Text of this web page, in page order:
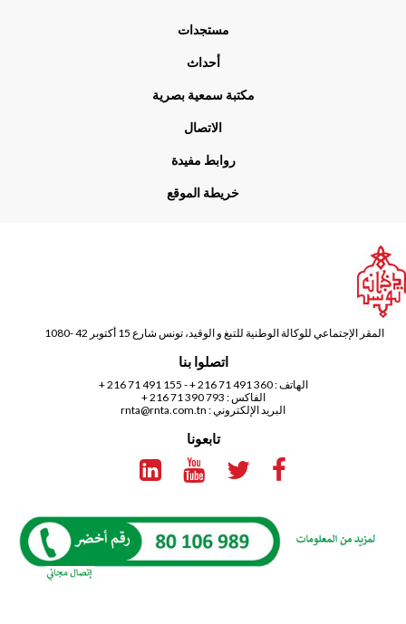
مستجدات
أحداث
مكتبة سمعية بصرية
الاتصال
روابط مفيدة
خريطة الموقع
المقر الإجتماعي للوكالة الوطنية للتبغ و الوقيد، تونس شارع 15 أكتوبر 42 -1080
اتصلوا بنا
الهاتف :360 491 71 216 +
-
155 491 71 216 +
الفاكس : 793 390 71 216 +
البريد الإلكتروني :rnta@rnta.com.tn
تابعونا